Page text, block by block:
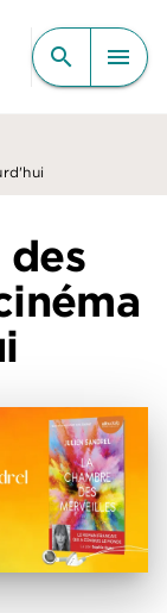
search menu
des